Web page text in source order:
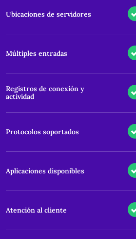
Ubicaciones de servidores
Múltiples entradas
Registros de conexión y
actividad
Protocolos soportados
Aplicaciones disponibles
Atención al cliente